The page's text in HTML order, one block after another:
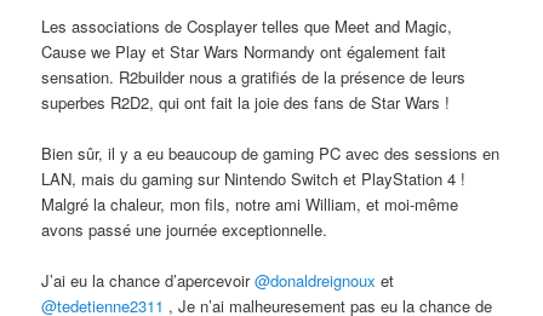
Les associations de Cosplayer telles que Meet and Magic,
Cause we Play et Star Wars Normandy ont également fait
sensation. R2builder nous a gratifiés de la présence de leurs
superbes R2D2, qui ont fait la joie des fans de Star Wars !
Bien sûr, il y a eu beaucoup de gaming PC avec des sessions en
LAN, mais du gaming sur Nintendo Switch et PlayStation 4 !
Malgré la chaleur, mon fils, notre ami William, et moi-même
avons passé une journée exceptionnelle.
J’ai eu la chance d’apercevoir@donaldreignoux et
@tedetienne2311 , Je n’ai malheuresement pas eu la chance de